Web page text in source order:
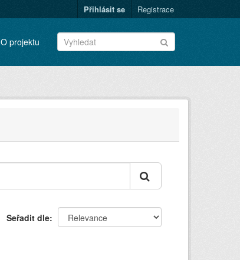
Přihlásit se Registrace
O projektu
Seřadit dle